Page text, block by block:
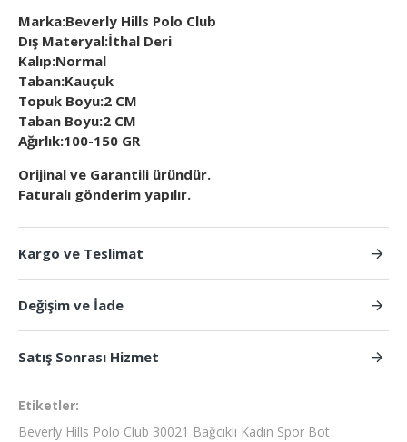
Marka:Beverly Hills Polo Club
Dış Materyal:İthal Deri
Kalıp:Normal
Taban:Kauçuk
Topuk Boyu:2 CM
Taban Boyu:2 CM
Ağırlık:100-150 GR
Orijinal ve Garantili üründür.
Faturalı gönderim yapılır.
Kargo ve Teslimat
Değişim ve İade
Satış Sonrası Hizmet
Etiketler:
Beverly Hills Polo Club 30021 Bağcıklı Kadın Spor Bot